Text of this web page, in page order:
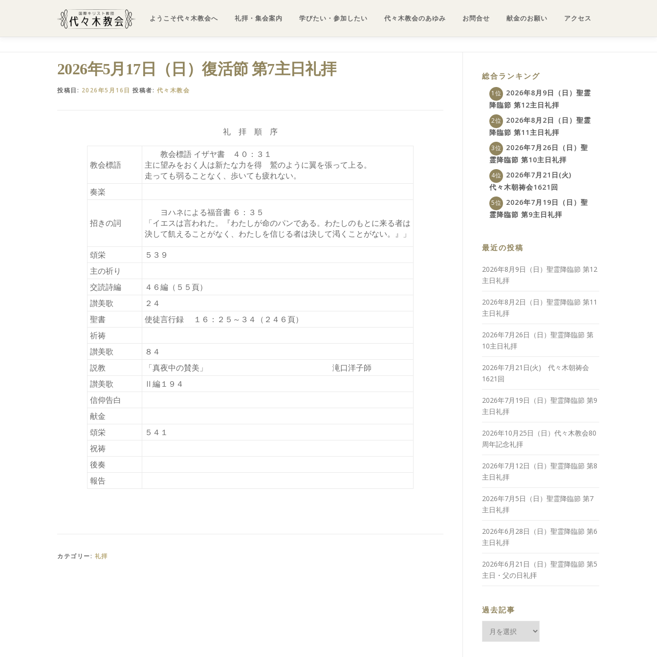
ン
ようこそ代々木教会へ 礼拝・集会案内 学びたい・参加したい 代々木教会のあゆみ お問合せ 献金のお願い アクセス
2026年5月17日（日）復活節 第7主日礼拝
投稿日: 2026年5月16日 投稿者: 代々木教会
礼 拝 順 序
教会標語
教会標語 イザヤ書 ４０：３１
主に望みをおく人は新たな力を得 鷲のように翼を張って上る。
走っても弱ることなく、歩いても疲れない。
奏楽
招きの詞
ヨハネによる福音書 ６：３５
「イエスは言われた。『わたしが命のパンである。わたしのもとに来る者は
決して飢えることがなく、わたしを信じる者は決して渇くことがない。』」
頌栄
５３９
主の祈り
交読詩編
４６編（５５頁）
讃美歌
２４
聖書
使徒言行録 １６：２５～３４（２４６頁）
祈祷
讃美歌
８４
説教
「真夜中の賛美」 滝口洋子師
讃美歌
Ⅱ編１９４
信仰告白
献金
頌栄
５４１
祝祷
後奏
報告
カテゴリー: 礼拝
総合ランキング
2026年8月9日（日）聖霊
降臨節 第12主日礼拝
2026年8月2日（日）聖霊
降臨節 第11主日礼拝
2026年7月26日（日）聖
霊降臨節 第10主日礼拝
2026年7月21日(火)
代々木朝祷会1621回
2026年7月19日（日）聖
霊降臨節 第9主日礼拝
最近の投稿
2026年8月9日（日）聖霊降臨節 第12
主日礼拝
2026年8月2日（日）聖霊降臨節 第11
主日礼拝
2026年7月26日（日）聖霊降臨節 第
10主日礼拝
2026年7月21日(火) 代々木朝祷会
1621回
2026年7月19日（日）聖霊降臨節 第9
主日礼拝
2026年10月25日（日）代々木教会80
周年記念礼拝
2026年7月12日（日）聖霊降臨節 第8
主日礼拝
2026年7月5日（日）聖霊降臨節 第7
主日礼拝
2026年6月28日（日）聖霊降臨節 第6
主日礼拝
2026年6月21日（日）聖霊降臨節 第5
主日・父の日礼拝
過去記事